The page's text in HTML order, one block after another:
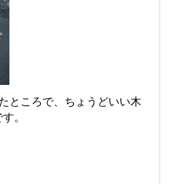
ところで、ちょうどいい木
。